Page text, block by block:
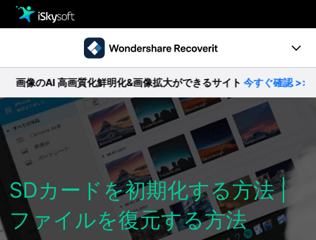
クリエイティビティ
製品活用事例
ストア
サポート
ダウンロード
Ver10.0新機能
製品ページ
操作ガイド
データ復元事例
パソコン復元
• Windowsデータ復元
動作環境
AI 高画質化鮮明化&画像拡大ができるサイト今すぐ確認 >>
SDカードを初期化する方法 |
ファイルを復元する方法